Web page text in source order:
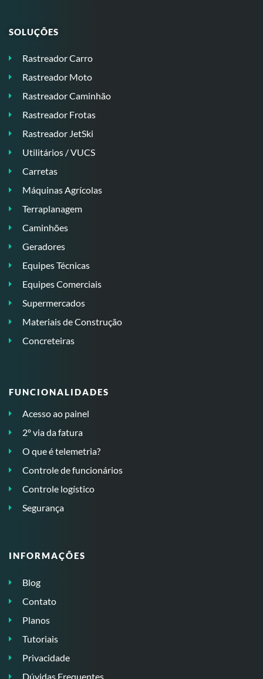
SOLUÇÕES
Rastreador Carro
Rastreador Moto
Rastreador Caminhão
Rastreador Frotas
Rastreador JetSki
Utilitários / VUCS
Carretas
Máquinas Agrícolas
Terraplanagem
Caminhões
Geradores
Equipes Técnicas
Equipes Comerciais
Supermercados
Materiais de Construção
Concreteiras
FUNCIONALIDADES
Acesso ao painel
2º via da fatura
O que é telemetria?
Controle de funcionários
Controle logístico
Segurança
INFORMAÇÕES
Blog
Contato
Planos
Tutoriais
Privacidade
Dúvidas Frequentes